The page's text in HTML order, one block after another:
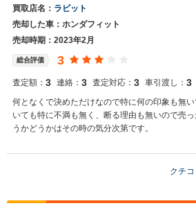
買取店名： ラビット
売却した車：ホンダフィット
売却時期：2023年2月
総合評価 3
査定額： 3 連絡： 3 査定対応： 3 車引渡し： 3
何となくで決めただけなので特に何の印象も無
いても特に不満も無く、断る理由も無いので売
うかどうかはその時の気分次第です。
クチ